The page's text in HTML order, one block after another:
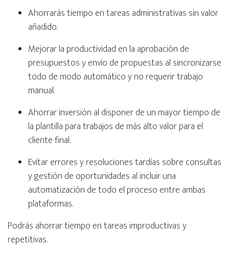
Ahorrarás tiempo en tareas administrativas sin valor
añadido.
Mejorar la productividad en la aprobación de
presupuestos y envío de propuestas al sincronizarse
todo de modo automático y no requerir trabajo
manual.
Ahorrar inversión al disponer de un mayor tiempo de
la plantilla para trabajos de más alto valor para el
cliente final.
Evitar errores y resoluciones tardías sobre consultas
y gestión de oportunidades al incluir una
automatización de todo el proceso entre ambas
plataformas.
Podrás ahorrar tiempo en tareas improductivas y
repetitivas.